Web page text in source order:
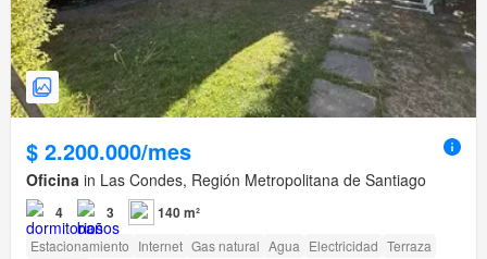
$ 2.200.000/mes
Oficina in Las Condes, Región Metropolitana de Santiago
4 3 140 m²
Estacionamiento Internet Gas natural Agua Electricidad Terraza